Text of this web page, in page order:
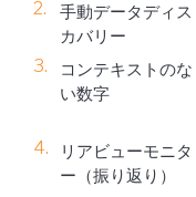
手動データディス
カバリー
コンテキストのな
い数字
リアビューモニタ
ー（振り返り）